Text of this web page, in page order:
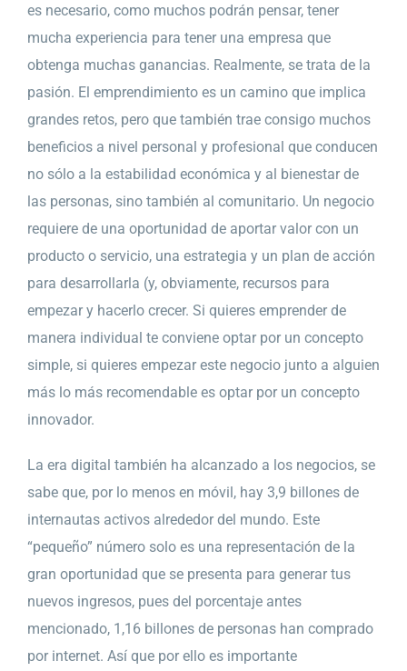
es necesario, como muchos podrán pensar, tener
mucha experiencia para tener una empresa que
obtenga muchas ganancias. Realmente, se trata de la
pasión. El emprendimiento es un camino que implica
grandes retos, pero que también trae consigo muchos
beneficios a nivel personal y profesional que conducen
no sólo a la estabilidad económica y al bienestar de
las personas, sino también al comunitario. Un negocio
requiere de una oportunidad de aportar valor con un
producto o servicio, una estrategia y un plan de acción
para desarrollarla (y, obviamente, recursos para
empezar y hacerlo crecer. Si quieres emprender de
manera individual te conviene optar por un concepto
simple, si quieres empezar este negocio junto a alguien
más lo más recomendable es optar por un concepto
innovador.
La era digital también ha alcanzado a los negocios, se
sabe que, por lo menos en móvil, hay 3,9 billones de
internautas activos alrededor del mundo. Este
“pequeño” número solo es una representación de la
gran oportunidad que se presenta para generar tus
nuevos ingresos, pues del porcentaje antes
mencionado, 1,16 billones de personas han comprado
por internet. Así que por ello es importante